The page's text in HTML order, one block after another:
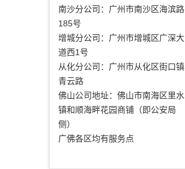
南沙分公司：广州市南沙区海滨路
185号
增城分公司：广州市增城区广深大
道西1号
从化分公司：广州市从化区街口镇
青云路
佛山公司地址：佛山市南海区里水
镇和顺海畔花园商铺（即公安局
侧）
广佛各区均有服务点